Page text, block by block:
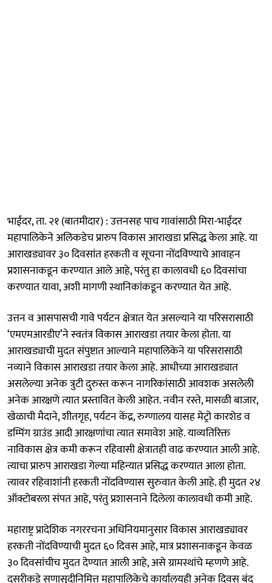
भाईंदर, ता. २१ (बातमीदार) : उत्तनसह पाच गावांसाठी मिरा-भाईंदर
महापालिकेने अलिकडेच प्रारुप विकास आराखडा प्रसिद्ध केला आहे. या
आराखड्यावर ३० दिवसांत हरकती व सूचना नोंदविण्याचे आवाहन
प्रशासनाकडून करण्यात आले आहे, परंतु हा कालावधी ६० दिवसांचा
करण्यात यावा, अशी मागणी स्थानिकांकडून करण्यात येत आहे.
उत्तन व आसपासची गावे पर्यटन क्षेत्रात येत असल्याने या परिसरासाठी
‘एमएमआरडीए’ने स्वतंत्र विकास आराखडा तयार केला होता. या
आराखड्याची मुदत संपुष्टात आल्याने महापालिकेने या परिसरासाठी
नव्याने विकास आराखडा तयार केला आहे. आधीच्या आराखड्यात
असलेल्या अनेक त्रुटी दुरुस्त करून नागरिकांसाठी आवशक असलेली
अनेक आरक्षणे त्यात प्रस्तावित केली आहेत. नवीन रस्ते, मासळी बाजार,
खेळाची मैदाने, शीतगृह, पर्यटन केंद्र, रुग्णालय यासह मेट्रो कारशेड व
डम्पिंग ग्राउंड आदी आरक्षणांचा त्यात समावेश आहे. याव्यतिरिक्त
नाविकास क्षेत्र कमी करून रहिवासी क्षेत्रातही वाढ करण्यात आली आहे.
त्याचा प्रारुप आराखडा गेल्या महिन्यात प्रसिद्ध करण्यात आला होता.
त्यावर रहिवाशांनी हरकती नोंदविण्यास सुरुवात केली आहे. ही मुदत २४
ऑक्टोबरला संपत आहे, परंतु प्रशासनाने दिलेला कालावधी कमी आहे.
महाराष्ट्र प्रादेशिक नगररचना अधिनियमानुसार विकास आराखड्यावर
हरकती नोंदविण्याची मुदत ६० दिवस आहे, मात्र प्रशासनाकडून केवळ
३० दिवसांचीच मुदत देण्यात आली आहे, असे ग्रामस्थांचे म्हणणे आहे.
दुसरीकडे सणासुदीनिमित्त महापालिकेचे कार्यालयही अनेक दिवस बंद